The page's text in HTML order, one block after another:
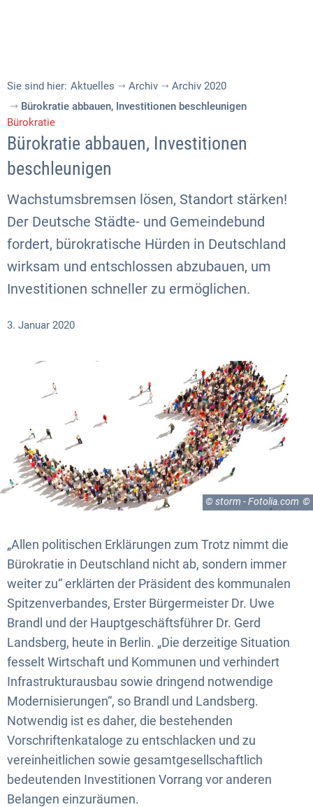
Sie sind hier: Aktuelles Archiv
Archiv 2020
Bürokratie abbauen, Investitionen beschleunigen
Bürokratie
Bürokratie abbauen, Investitionen
beschleunigen
Wachstumsbremsen lösen, Standort stärken!
Der Deutsche Städte- und Gemeindebund
fordert, bürokratische Hürden in Deutschland
wirksam und entschlossen abzubauen, um
Investitionen schneller zu ermöglichen.
3. Januar 2020
© storm - Fotolia.com
„Allen politischen Erklärungen zum Trotz nimmt die
Bürokratie in Deutschland nicht ab, sondern immer
weiter zu“ erklärten der Präsident des kommunalen
Spitzenverbandes, Erster Bürgermeister Dr. Uwe
Brandl und der Hauptgeschäftsführer Dr. Gerd
Landsberg, heute in Berlin. „Die derzeitige Situation
fesselt Wirtschaft und Kommunen und verhindert
Infrastrukturausbau sowie dringend notwendige
Modernisierungen“, so Brandl und Landsberg.
Notwendig ist es daher, die bestehenden
Vorschriftenkataloge zu entschlacken und zu
vereinheitlichen sowie gesamtgesellschaftlich
bedeutenden Investitionen Vorrang vor anderen
Belangen einzuräumen.